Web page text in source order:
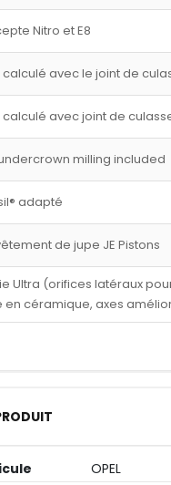
Nitro et E8
calculé avec le joint de
calculé avec joint de
milling included
adapté
de jupe JE Pistons
Ultra (orifices latéraux
en céramique, axes
OPEL